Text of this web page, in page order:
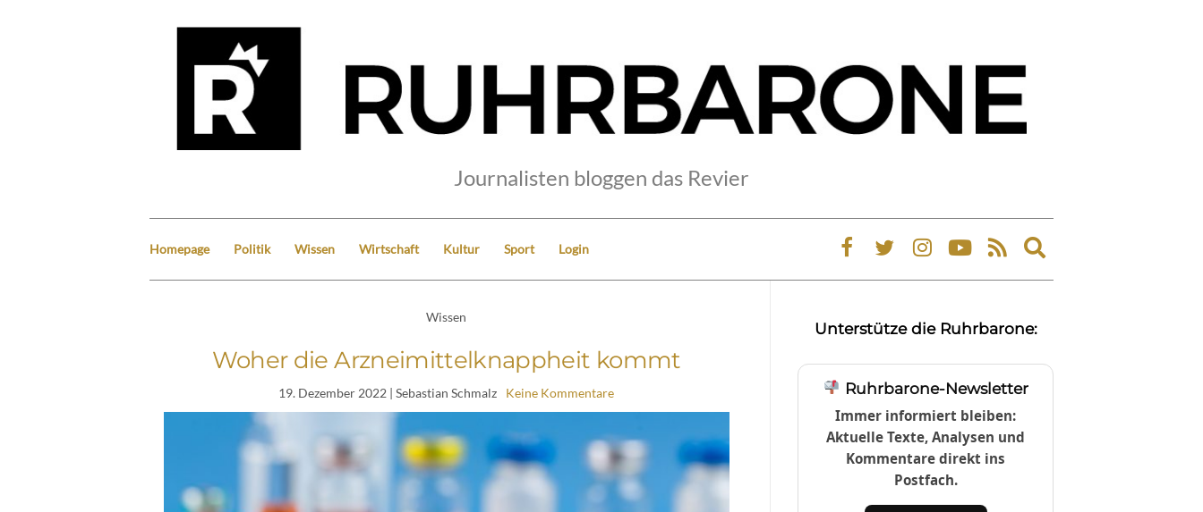
Journalisten bloggen das Revier
Homepage Politik Wissen Wirtschaft Kultur Sport Login
Expand
search
Wissen
Woher die Arzneimittelknappheit kommt
19. Dezember 2022 | Sebastian Schmalz Keine Kommentare
Unterstütze die Ruhrbarone:
Ruhrbarone-Newsletter
Immer informiert bleiben:
Aktuelle Texte, Analysen und
Kommentare direkt ins
Postfach.